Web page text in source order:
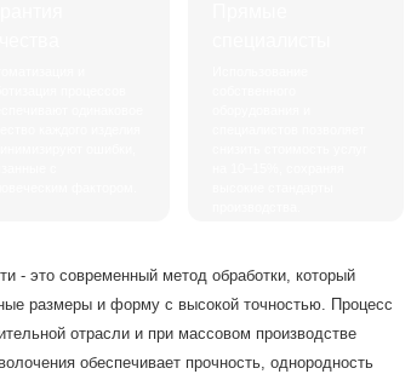
- это современный метод обработки, который
размеры и форму с высокой точностью. Процесс
отрасли и при массовом производстве
обеспечивает прочность, однородность